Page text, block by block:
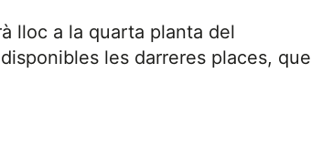
lloc a la quarta planta del
les darreres places, que